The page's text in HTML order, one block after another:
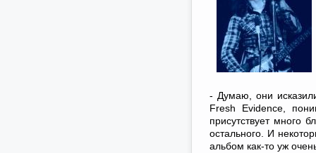
- Думаю, они
Fresh Evidence,
присутствует много
остального. И
альбом как-то уж